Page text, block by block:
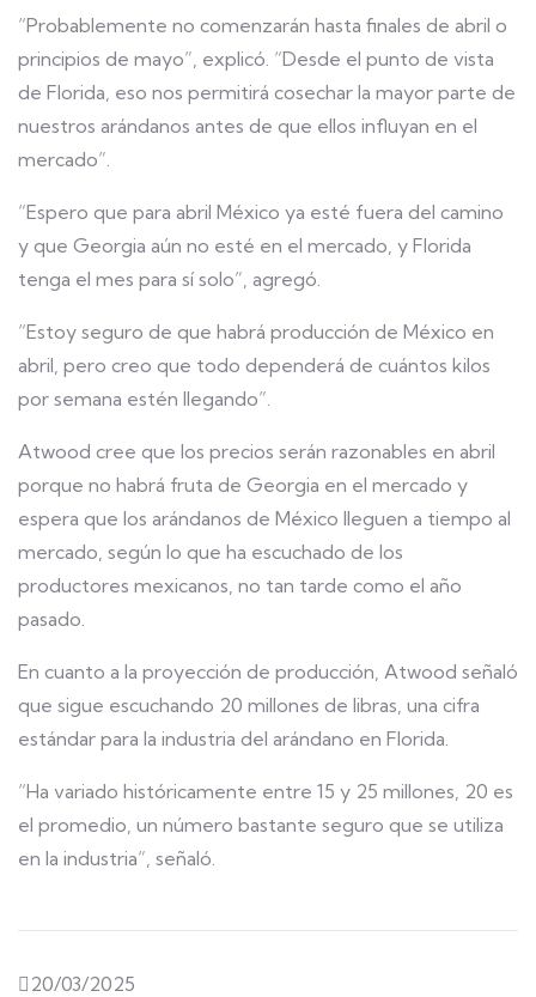
“Probablemente no comenzarán hasta finales de abril o
principios de mayo”, explicó. “Desde el punto de vista
de Florida, eso nos permitirá cosechar la mayor parte de
nuestros arándanos antes de que ellos influyan en el
mercado”.
“Espero que para abril México ya esté fuera del camino
y que Georgia aún no esté en el mercado, y Florida
tenga el mes para sí solo”, agregó.
“Estoy seguro de que habrá producción de México en
abril, pero creo que todo dependerá de cuántos kilos
por semana estén llegando”.
Atwood cree que los precios serán razonables en abril
porque no habrá fruta de Georgia en el mercado y
espera que los arándanos de México lleguen a tiempo al
mercado, según lo que ha escuchado de los
productores mexicanos, no tan tarde como el año
pasado.
En cuanto a la proyección de producción, Atwood señaló
que sigue escuchando 20 millones de libras, una cifra
estándar para la industria del arándano en Florida.
“Ha variado históricamente entre 15 y 25 millones, 20 es
el promedio, un número bastante seguro que se utiliza
en la industria”, señaló.
20/03/2025